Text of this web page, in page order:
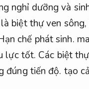
nghỉ dưỡng và
biệt thự ven sông,
chế phát sinh.
lực tốt. Các biệt
đúng tiến độ. tạo